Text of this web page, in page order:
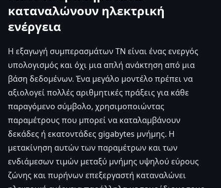
καταναλώνουν ηλεκτρική
ενέργεια
Η εξαγωγή συμπερασμάτων ΤΝ είναι ένας ενεργός
υπολογισμός και όχι μια απλή ανάκτηση από μια
βάση δεδομένων. Ένα μεγάλο μοντέλο πρέπει να
αξιολογεί πολλές αριθμητικές πράξεις για κάθε
παραγόμενο σύμβολο, χρησιμοποιώντας
παραμέτρους που μπορεί να καταλαμβάνουν
δεκάδες ή εκατοντάδες gigabytes μνήμης. Η
μετακίνηση αυτών των παραμέτρων και των
ενδιάμεσων τιμών μεταξύ μνήμης υψηλού εύρους
ζώνης και πυρήνων επεξεργαστή καταναλώνει